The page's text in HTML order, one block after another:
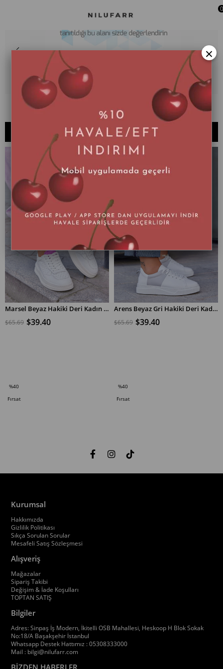
0
051 - X
FILTRELEME
SIRALAMA
Marsel Beyaz Hakiki Deri Kadın Sneaker
$39.40
$65.69
%40
İndirim
Fırsat
Arens Beyaz Gri Hakiki Deri Kadın Sneaker
$39.40
$65.69
%40
İndirim
Fırsat
Kurumsal
Hakkımızda
Gizlilik Politikası
Sıkça Sorulan Sorular
Mesafeli Satış Sözleşmesi
Alışveriş
Mağazalar
Sipariş Takibi
Değişim & İade Koşulları
TOPTAN SATIŞ
Bilgiler
Adres: Sinpaş İş Modern, İkitelli OSB Mahallesi, Heskoop H Blok Sokak
No:18/A Başakşehir İstanbul
Whatsapp Destek Hattımız : 05308333000
Mail : bilgi@nilufarr.com
×